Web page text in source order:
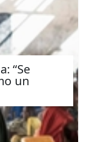
“Se
un